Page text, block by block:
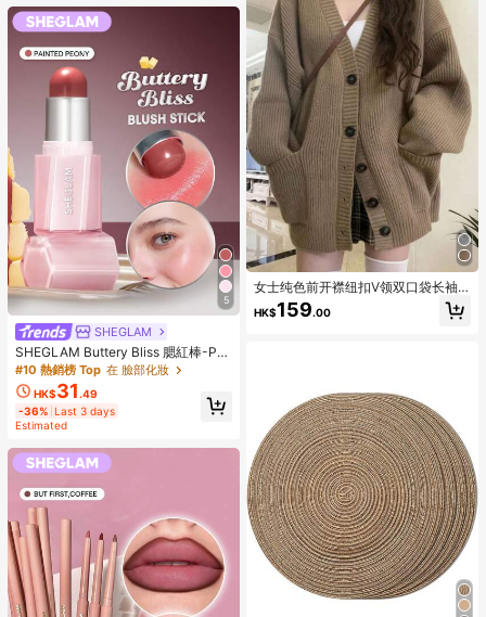
5
SHEGLAM
SHEGLAM Buttery Bliss 腮紅棒-Pai
nted Peony 品牌美妝化妝品 適合女
士與女孩
#10 熱銷榜 Top 在 臉部化妝
HK$31 .49
-36% Last 3 days
Estimated
女士纯色前开襟纽扣V领双口袋长袖
针织开衫休闲款
HK$159.00